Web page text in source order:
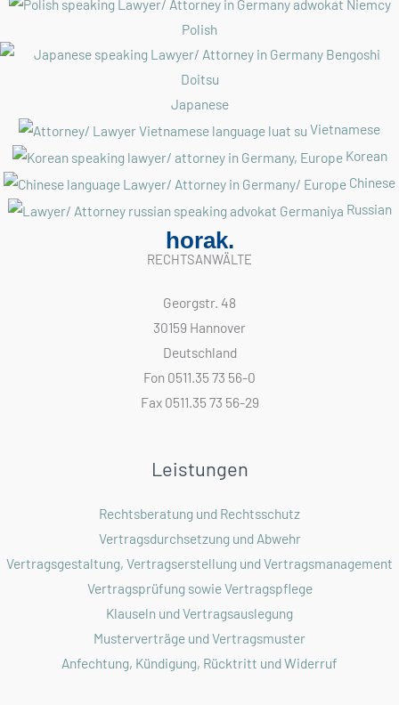
Polish
Japanese
Vietnamese
Korean
Chinese
Russian
horak.
RECHTSANWÄLTE
Georgstr. 48
30159 Hannover
Deutschland
Fon 0511.35 73 56-0
Fax 0511.35 73 56-29
Leistungen
Rechtsberatung und Rechtsschutz
Vertragsdurchsetzung und Abwehr
Vertragsgestaltung, Vertragserstellung und Vertragsmanagement
Vertragsprüfung sowie Vertragspflege
Klauseln und Vertragsauslegung
Musterverträge und Vertragsmuster
Anfechtung, Kündigung, Rücktritt und Widerruf